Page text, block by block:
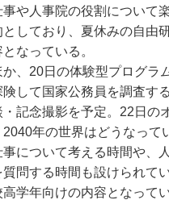
や人事院の役割について
しており、夏休みの自由
なっている。
、20日の体験型プログラ
して国家公務員を調査す
記念撮影を予定。22日の
年の世界はどうなって
について考える時間や、
問する時間も設けられてい
学年向けの内容となって